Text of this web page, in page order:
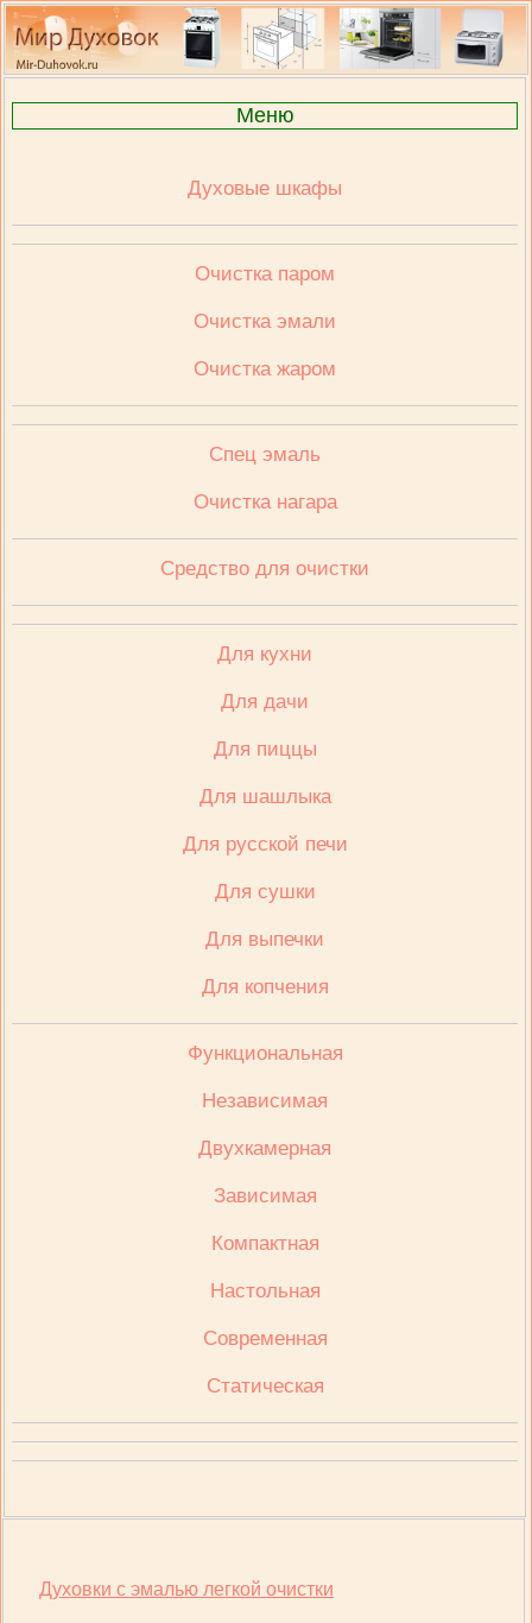
Меню
Духовые шкафы
Очистка паром
Очистка эмали
Очистка жаром
Спец эмаль
Очистка нагара
Средство для очистки
Для кухни
Для дачи
Для пиццы
Для шашлыка
Для русской печи
Для сушки
Для выпечки
Для копчения
Функциональная
Независимая
Двухкамерная
Зависимая
Компактная
Настольная
Современная
Статическая
Духовки с эмалью легкой очистки